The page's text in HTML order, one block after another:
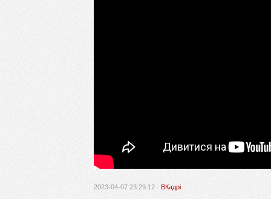
2023-04-07 23:29:12 · ВКадрі